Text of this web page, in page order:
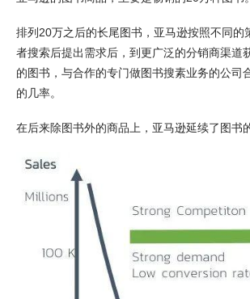
排列20万之后的长尾图书，亚马逊按照不同的
者搜索后提出需求后，到更广泛的分销商渠道
的图书，与合作的专门做图书搜素业务的公司
的几率。
在后来除图书外的商品上，亚马逊延续了图书